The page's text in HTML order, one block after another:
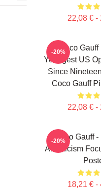
22,08 € -
Coco Gauff
Youngest US
Since
Coco Gauff
22,08 € -
-20%
Coco Gauff -
Athleticism
18,21 € -
-20%